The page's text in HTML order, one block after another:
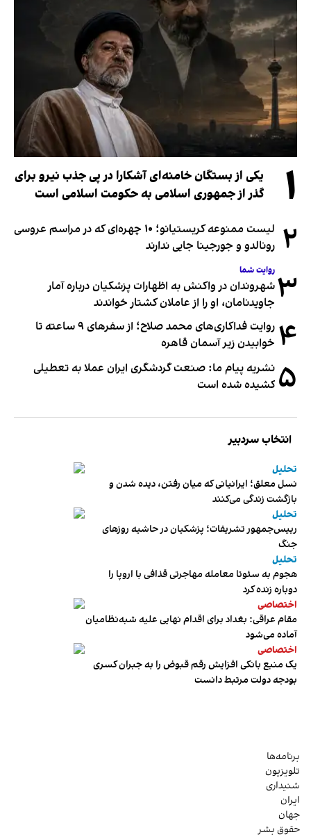
۱
یکی از بستگان خامنه‌ای آشکارا در پی جذب نیرو برای
گذر از جمهوری اسلامی به حکومت اسلامی است
۲
لیست ممنوعه کریستیانو؛ ۱۰ چهره‌ای که در مراسم عروسی
رونالدو و جورجینا جایی ندارند
۳ روایت شما
شهروندان در واکنش به اظهارات پزشکیان درباره آمار
جاویدنامان، او را از عاملان کشتار خواندند
۴
روایت فداکاری‌های محمد صلاح؛ از سفرهای ۹ ساعته تا
خوابیدن زیر آسمان قاهره
۵ نشریه پیام ما: صنعت گردشگری ایران عملا به تعطیلی
کشیده شده است
انتخاب سردبیر
تحلیل
نسل معلق؛ ایرانیانی که میان رفتن، دیده شدن و
بازگشت زندگی می‌کنند
تحلیل
رییس‌جمهور تشریفات؛ پزشکیان در حاشیه روزهای
جنگ
تحلیل
هجوم به سئوتا معامله مهاجرتی قذافی با اروپا را
دوباره زنده کرد
اختصاصی
مقام عراقی: بغداد برای اقدام نهایی علیه شبه‌نظامیان
آماده می‌شود
اختصاصی
یک منبع بانکی افزایش رقم قبوض را به جبران کسری
بودجه دولت مرتبط دانست
برنامه‌ها
تلویزیون
شنیداری
ایران
جهان
حقوق بشر